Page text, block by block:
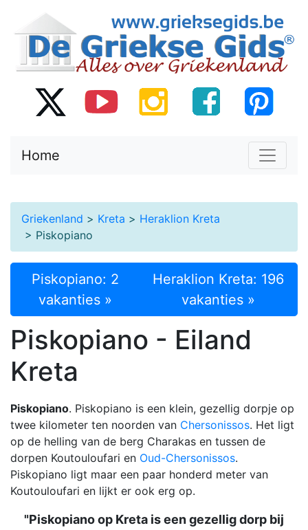
Home
Griekenland > Kreta > Heraklion Kreta
> Piskopiano
Piskopiano: 2
vakanties »
Heraklion Kreta: 196
vakanties »
Piskopiano - Eiland
Kreta
Piskopiano. Piskopiano is een klein, gezellig dorpje op
twee kilometer ten noorden van Chersonissos. Het ligt
op de helling van de berg Charakas en tussen de
dorpen Koutouloufari en Oud-Chersonissos.
Piskopiano ligt maar een paar honderd meter van
Koutouloufari en lijkt er ook erg op.
"Piskopiano op Kreta is een gezellig dorp bij